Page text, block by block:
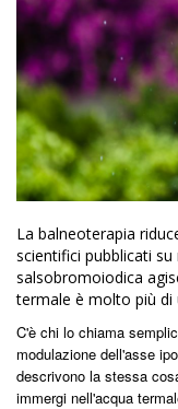
La balneoterapia
scientifici pubblicati
salsobromoiodica
termale è molto più di
C'è chi lo chiama
modulazione dell'asse
descrivono la stessa
immergi nell'acqua